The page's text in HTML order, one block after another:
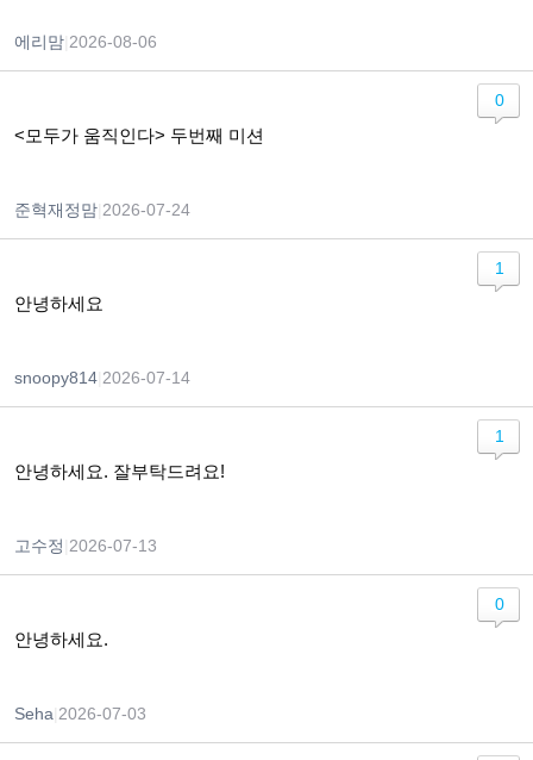
에리맘 2026-08-06
<모두가 움직인다> 두번째 미션
준혁재정맘 2026-07-24
0
안녕하세요
snoopy814 2026-07-14
1
안녕하세요. 잘부탁드려요!
고수정 2026-07-13
1
안녕하세요.
Seha 2026-07-03
0